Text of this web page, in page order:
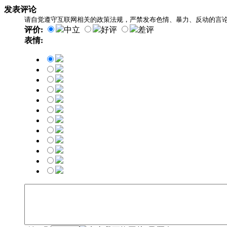
发表评论
请自觉遵守互联网相关的政策法规，严禁发布色情、暴力、反动的言
评价: 中立 好评
差评
表情: